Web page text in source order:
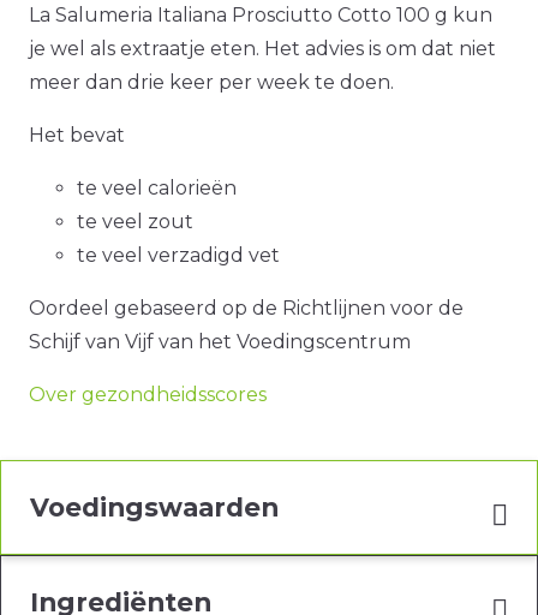
La Salumeria Italiana Prosciutto Cotto 100 g kun
je wel als extraatje eten. Het advies is om dat niet
meer dan drie keer per week te doen.
Het bevat
te veel calorieën
te veel zout
te veel verzadigd vet
Oordeel gebaseerd op de Richtlijnen voor de
Schijf van Vijf van het Voedingscentrum
Over gezondheidsscores
Voedingswaarden
Ingrediënten